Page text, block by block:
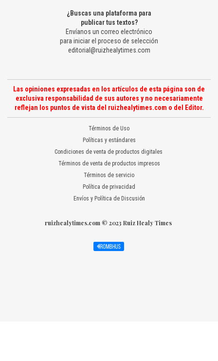
¿Buscas una plataforma para
publicar tus textos?
Envíanos un correo electrónico
para iniciar el proceso de selección
editorial@ruizhealytimes.com
Las opiniones expresadas en los artículos de esta página son de
exclusiva responsabilidad de sus autores y no necesariamente
reflejan los puntos de vista del ruizhealytimes.com o del Editor.
Términos de Uso
Políticas y estándares
Condiciones de venta de productos digitales
Términos de venta de productos impresos
Términos de servicio
Política de privacidad
Envíos y Política de Discusión
ruizhealytimes.com © 2023 Ruiz Healy Times